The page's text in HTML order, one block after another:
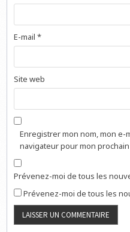
E-mail*
Site web
Enregistrer mon nom, mon e-
navigateur pour mon
Prévenez-moi de tous les
Prévenez-moi de tous les